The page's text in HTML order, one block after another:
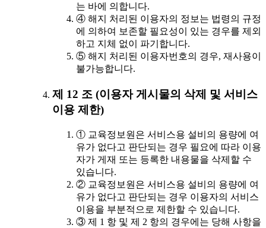
는 바에 의합니다.
④ 해지 처리된 이용자의 정보는 법령의 규정
에 의하여 보존할 필요성이 있는 경우를 제외
하고 지체 없이 파기합니다.
⑤ 해지 처리된 이용자번호의 경우, 재사용이
불가능합니다.
제 12 조 (이용자 게시물의 삭제 및 서비스
이용 제한)
① 교육정보원은 서비스용 설비의 용량에 여
유가 없다고 판단되는 경우 필요에 따라 이용
자가 게재 또는 등록한 내용물을 삭제할 수
있습니다.
② 교육정보원은 서비스용 설비의 용량에 여
유가 없다고 판단되는 경우 이용자의 서비스
이용을 부분적으로 제한할 수 있습니다.
③ 제 1 항 및 제 2 항의 경우에는 당해 사항을